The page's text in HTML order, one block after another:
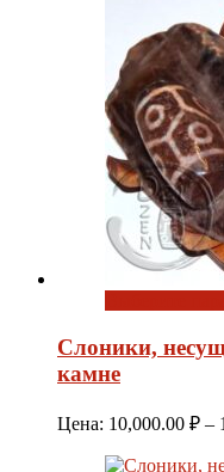
Слоники,
камне
Цена: 10,000.00 ₽ –